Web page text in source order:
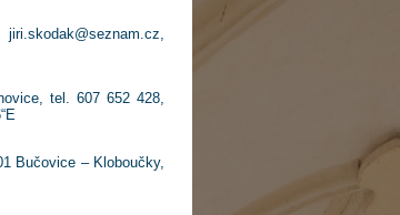
tel. 607 652 428,
Bučovice – Kloboučky,